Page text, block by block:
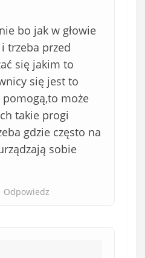
bo jak w głowie
trzeba przed
się jakim to
się jest to
może
takie progi
gdzie często na
sobie
Odpowiedz